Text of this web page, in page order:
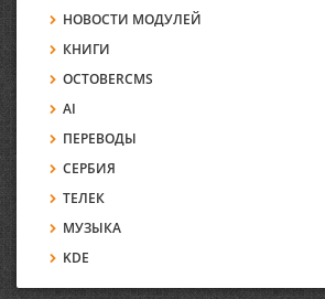
НОВОСТИ МОДУЛЕЙ
КНИГИ
OCTOBERCMS
AI
ПЕРЕВОДЫ
СЕРБИЯ
ТЕЛЕК
МУЗЫКА
KDE